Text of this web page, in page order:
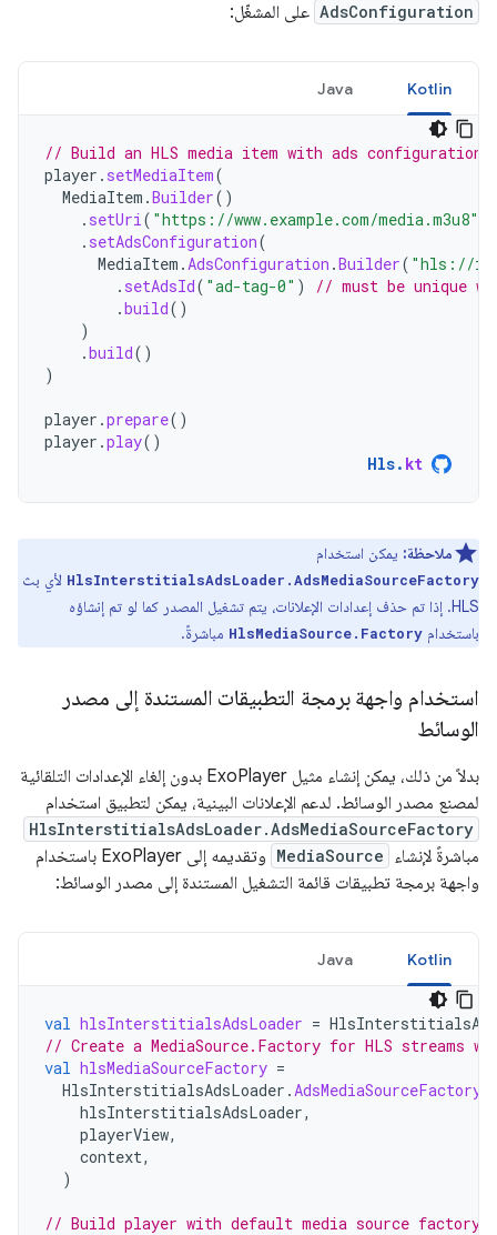
AdsConfiguration على المشغّل:
Kotlin
Java
// Build an HLS media item with ads configuration
player . setMediaItem(
MediaItem .Builder()
. setUri( "https://www.example.com/media.m3u8"
. setAdsConfiguration(
MediaItem .AdsConfiguration .Builder( "hls://
. setAdsId( "ad-tag-0" )
// must be unique
.build()
)
.build()
)
player .prepare()
player .play()
Hls. kt
ملاحظة: يمكن استخدام
HlsInterstitialsAdsLoader.AdsMediaSourceFactory لأي بث
HLS. إذا تم حذف إعدادات الإعلانات، يتم تشغيل المصدر كما لو تم إنشاؤه
باستخدام HlsMediaSource.Factory مباشرةً.
استخدام واجهة برمجة التطبيقات المستندة إلى مصدر
الوسائط
بدلاً من ذلك، يمكن إنشاء مثيل ExoPlayer بدون إلغاء الإعدادات التلقائية
لمصنع مصدر الوسائط. لدعم الإعلانات البينية، يمكن لتطبيق استخدام
HlsInterstitialsAdsLoader.AdsMediaSourceFactory
مباشرةً لإنشاء MediaSource
وتقديمه إلى ExoPlayer باستخدام
واجهة برمجة تطبيقات قائمة التشغيل المستندة إلى مصدر الوسائط:
Kotlin
Java
val hlsInterstitialsAdsLoader =
// Create a MediaSource.Factory for HLS
val hlsMediaSourceFactory =
HlsInterstitialsAdsLoader .AdsMediaSourceFactory
hlsInterstitialsAdsLoader,
playerView,
context,
)
// Build player with default media source factory.